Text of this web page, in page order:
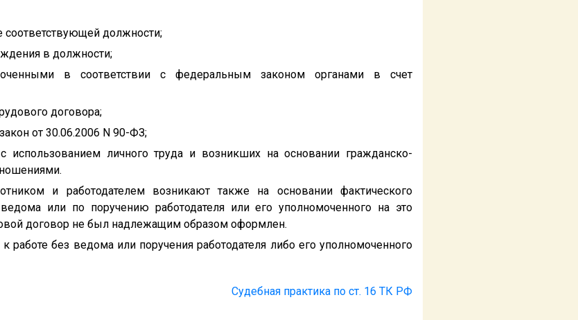
соответствующей должности;
в должности;
в соответствии с федеральным законом органами в счет
договора;
от 30.06.2006 N 90-ФЗ;
использованием личного труда и возникших на основании гражданско-
и работодателем возникают также на основании фактического
или по поручению работодателя или его уполномоченного на это
договор не был надлежащим образом оформлен.
работе без ведома или поручения работодателя либо его уполномоченного
Судебная практика по ст. 16 ТК РФ